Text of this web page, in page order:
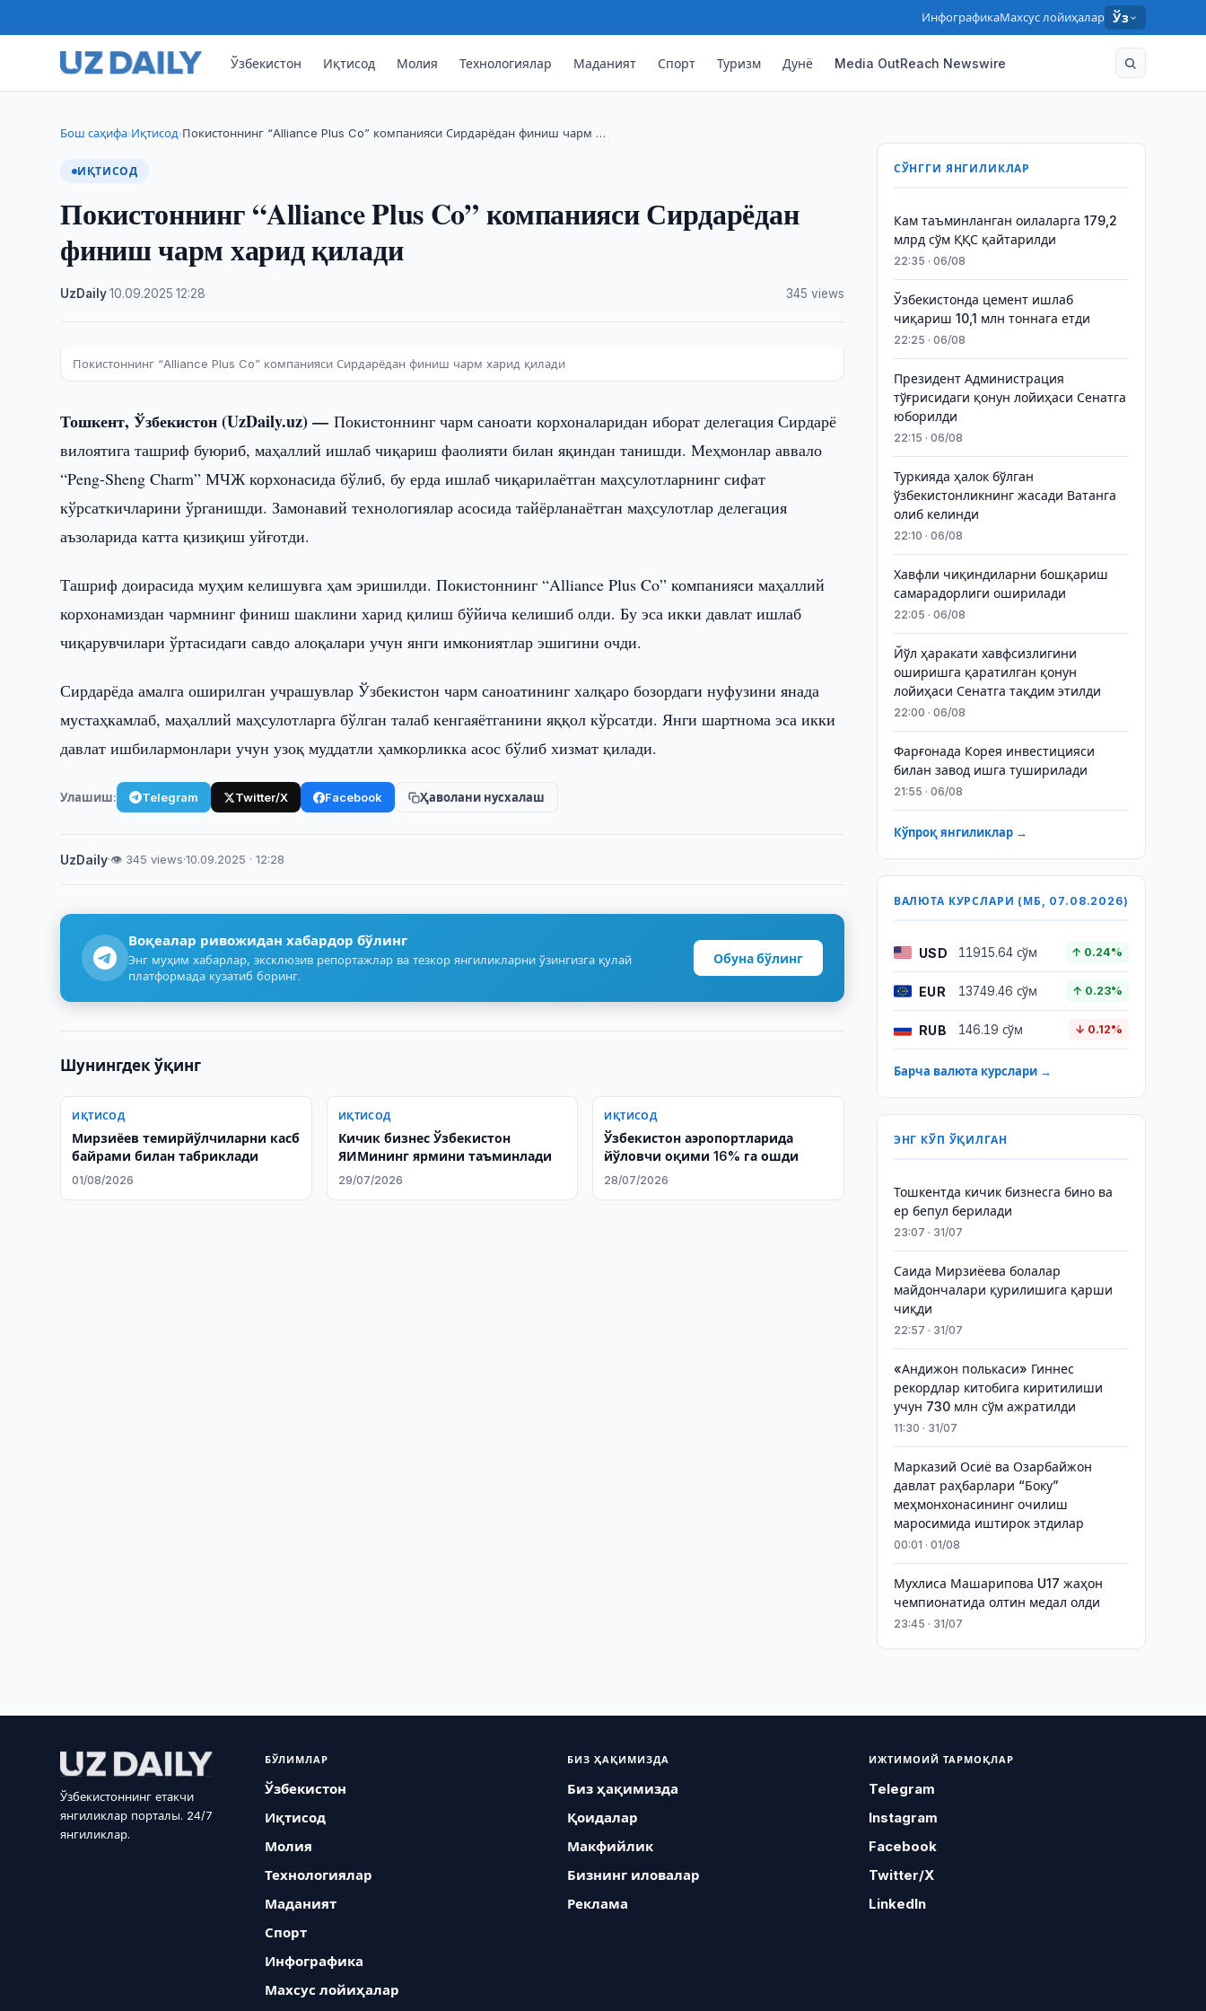
ИнфографикаМахсус лойиҳалар Ўз
Ўзбекистон Иқтисод Молия Технологиялар Маданият Спорт Туризм Дунё Media OutReach Newswire
Бош саҳифа›Иқтисод›Покистоннинг “Alliance Plus Co” компанияси Сирдарёдан финиш чарм …
ИҚТИСОД
Покистоннинг “Alliance Plus Co” компанияси Сирдарёдан
финиш чарм харид қилади
UzDaily·10.09.2025 ·12:28 345 views
Покистоннинг “Alliance Plus Co” компанияси Сирдарёдан финиш чарм харид қилади
Тошкент, Ўзбекистон (UzDaily.uz) —Покистоннинг чарм саноати корхоналаридан иборат делегация Сирдарё
вилоятига ташриф буюриб, маҳаллий ишлаб чиқариш фаолияти билан яқиндан танишди. Меҳмонлар аввало
“Peng-Sheng Charm” МЧЖ корхонасида бўлиб, бу ерда ишлаб чиқарилаётган маҳсулотларнинг сифат
кўрсаткичларини ўрганишди. Замонавий технологиялар асосида тайёрланаётган маҳсулотлар делегация
аъзоларида катта қизиқиш уйғотди.
Ташриф доирасида муҳим келишувга ҳам эришилди. Покистоннинг “Alliance Plus Co” компанияси маҳаллий
корхонамиздан чармнинг финиш шаклини харид қилиш бўйича келишиб олди. Бу эса икки давлат ишлаб
чиқарувчилари ўртасидаги савдо алоқалари учун янги имкониятлар эшигини очди.
Сирдарёда амалга оширилган учрашувлар Ўзбекистон чарм саноатининг халқаро бозордаги нуфузини янада
мустаҳкамлаб, маҳаллий маҳсулотларга бўлган талаб кенгаяётганини яққол кўрсатди. Янги шартнома эса икки
давлат ишбилармонлари учун узоқ муддатли ҳамкорликка асос бўлиб хизмат қилади.
Улашиш: Telegram Twitter/X Facebook Ҳаволани нусхалаш
UzDaily·👁 345 views·10.09.2025 · 12:28
Воқеалар ривожидан хабардор бўлинг
Энг муҳим хабарлар, эксклюзив репортажлар ва тезкор янгиликларни ўзингизга қулай
платформада кузатиб боринг.
Обуна бўлинг
Шунингдек ўқинг
ИҚТИСОД
Мирзиёев темирйўлчиларни касб
байрами билан табриклади
01/08/2026
ИҚТИСОД
Кичик бизнес Ўзбекистон
ЯИМининг ярмини таъминлади
29/07/2026
ИҚТИСОД
Ўзбекистон аэропортларида
йўловчи оқими 16% га ошди
28/07/2026
СЎНГГИ ЯНГИЛИКЛАР
Кам таъминланган оилаларга 179,2
млрд сўм ҚҚС қайтарилди
22:35 · 06/08
Ўзбекистонда цемент ишлаб
чиқариш 10,1 млн тоннага етди
22:25 · 06/08
Президент Администрация
тўғрисидаги қонун лойиҳаси Сенатга
юборилди
22:15 · 06/08
Туркияда ҳалок бўлган
ўзбекистонликнинг жасади Ватанга
олиб келинди
22:10 · 06/08
Хавфли чиқиндиларни бошқариш
самарадорлиги оширилади
22:05 · 06/08
Йўл ҳаракати хавфсизлигини
оширишга қаратилган қонун
лойиҳаси Сенатга тақдим этилди
22:00 · 06/08
Фарғонада Корея инвестицияси
билан завод ишга туширилади
21:55 · 06/08
Кўпроқ янгиликлар →
ВАЛЮТА КУРСЛАРИ (МБ, 07.08.2026)
USD 11915.64 сўм ↑ 0.24%
EUR 13749.46 сўм ↑ 0.23%
RUB 146.19 сўм ↓ 0.12%
Барча валюта курслари →
ЭНГ КЎП ЎҚИЛГАН
Тошкентда кичик бизнесга бино ва
ер бепул берилади
23:07 · 31/07
Саида Мирзиёева болалар
майдончалари қурилишига қарши
чиқди
22:57 · 31/07
«Андижон полькаси» Гиннес
рекордлар китобига киритилиши
учун 730 млн сўм ажратилди
11:30 · 31/07
Марказий Осиё ва Озарбайжон
давлат раҳбарлари “Боку”
меҳмонхонасининг очилиш
маросимида иштирок этдилар
00:01 · 01/08
Мухлиса Машарипова U17 жаҳон
чемпионатида олтин медал олди
23:45 · 31/07
Ўзбекистоннинг етакчи
янгиликлар порталы. 24/7
янгиликлар.
БЎЛИМЛАР
Ўзбекистон
Иқтисод
Молия
Технологиялар
Маданият
Спорт
Инфографика
Махсус лойиҳалар
БИЗ ҲАҚИМИЗДА
Биз ҳақимизда
Қоидалар
Макфийлик
Бизнинг иловалар
Реклама
ИЖТИМОИЙ ТАРМОҚЛАР
Telegram
Instagram
Facebook
Twitter/X
LinkedIn